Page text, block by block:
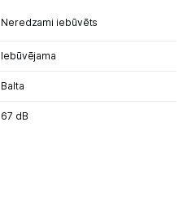
Neredzami iebūvēts
Iebūvējama
Balta
67 dB